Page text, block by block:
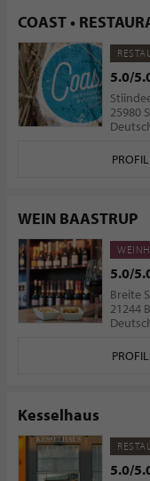
COAST •
5.0/
25980
PROFIL
WEIN BAASTRUP
5.0/
Breite
21244
PROFIL
Kesselhaus
5.0/